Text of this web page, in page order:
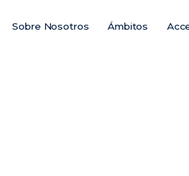
MainSobre Nosotros Ámbitos